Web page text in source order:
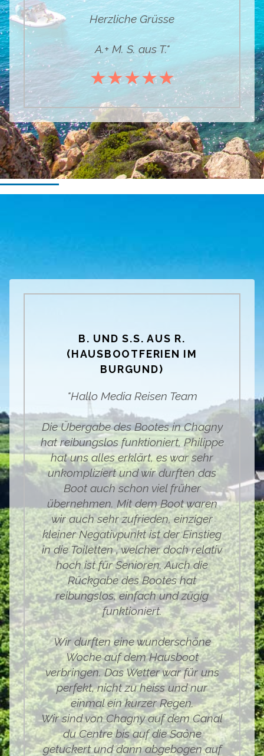
Herzliche Grüsse
A.+ M. S. aus T."
B. UND S.S. AUS R.
(HAUSBOOTFERIEN IM
BURGUND)
"Hallo Media Reisen Team
Die Übergabe des Bootes in Chagny
hat reibungslos funktioniert, Philippe
hat uns alles erklärt, es war sehr
unkompliziert und wir durften das
Boot auch schon viel früher
übernehmen. Mit dem Boot waren
wir auch sehr zufrieden, einziger
kleiner Negativpunkt ist der Einstieg
in die Toiletten , welcher doch relativ
hoch ist für Senioren. Auch die
Rückgabe des Bootes hat
reibungslos, einfach und zügig
funktioniert.
Wir durften eine wunderschöne
Woche auf dem Hausboot
verbringen. Das Wetter war für uns
perfekt, nicht zu heiss und nur
einmal ein kurzer Regen.
Wir sind von Chagny auf dem Canal
du Centre bis auf die Saône
getuckert und dann abgebogen auf